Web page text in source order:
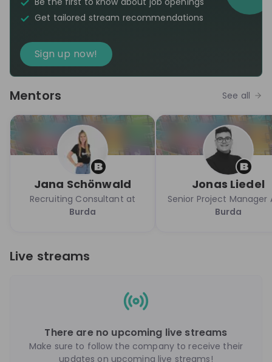
Get tailored stream recommendations
Sign up now!
Mentors See all
Jana Schönwald
Recruiting Consultant at
Burda
Jonas Liedel
Senior Project Manager
Burda
Live streams
There are no upcoming live streams
Make sure to follow the company to receive their
updates on upcoming live streams!